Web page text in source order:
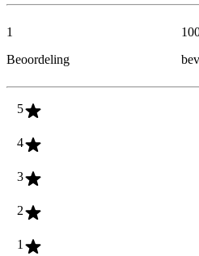
1
Beoordeling
5
4
3
2
1